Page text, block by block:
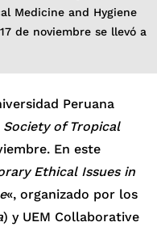
Medicine and Hygiene
de noviembre se llevó a
Peruana
Society of Tropical
En este
Ethical Issues in
«, organizado por los
) y UEM Collaborative